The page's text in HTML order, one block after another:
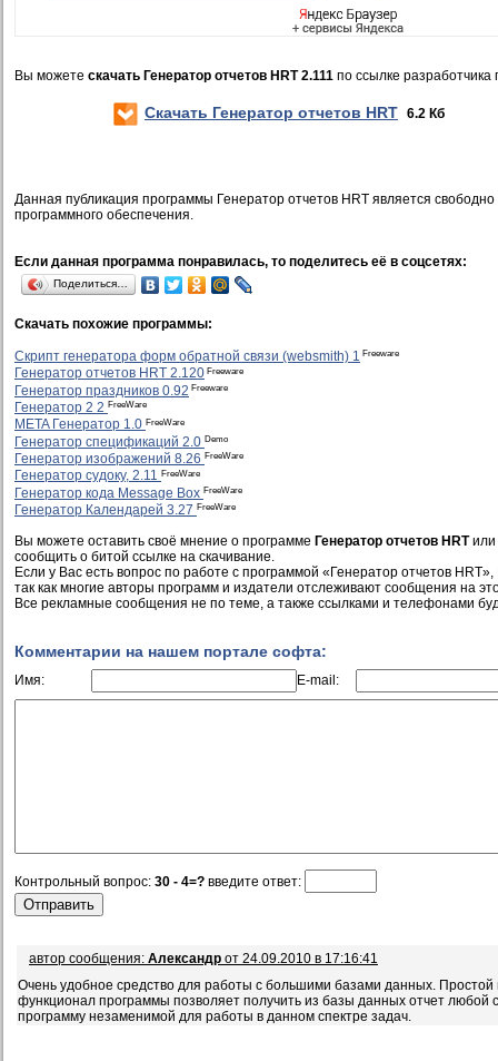
Вы можете скачать Генератор отчетов HRT 2.111 по ссылке
Скачать Генератор отчетов HRT 6.2 Кб
Данная публикация программы Генератор отчетов HRT является
программного обеспечения.
Если данная программа понравилась, то поделитесь её в соцсетях:
Поделиться…
Скачать похожие программы:
Скрипт генератора форм обратной связи (websmith) 1 Freeware
Генератор отчетов HRT 2.120 Freeware
Генератор праздников 0.92 Freeware
Генератор 2 2 FreeWare
META Генератор 1.0 FreeWare
Генератор спецификаций 2.0 Demo
Генератор изображений 8.26 FreeWare
Генератор судоку, 2.11 FreeWare
Генератор кода Message Box FreeWare
Генератор Календарей 3.27 FreeWare
Вы можете оставить своё мнение о программе Генератор отчетов HRTили
сообщить о битой ссылке на скачивание.
Если у Вас есть вопрос по работе с программой «Генератор отчетов
так как многие авторы программ и издатели отслеживают сообщения на
Все рекламные сообщения не по теме, а также ссылками и телефонами
Комментарии на нашем портале софта:
Имя: E-mail:
Контрольный вопрос: 30 - 4=? введите ответ:
автор сообщения: Александр от 24.09.2010 в 17:16:41
Очень удобное средство для работы с большими базами данных. Простой
функционал программы позволяет получить из базы данных отчет любой
программу незаменимой для работы в данном спектре задач.